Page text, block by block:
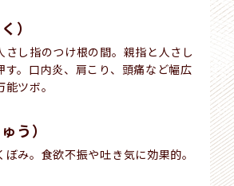
）
さし指のつけ根の間。親指と人さし
す。口内炎、肩こり、頭痛など幅広
ツボ。
う）
み。食欲不振や吐き気に効果的。